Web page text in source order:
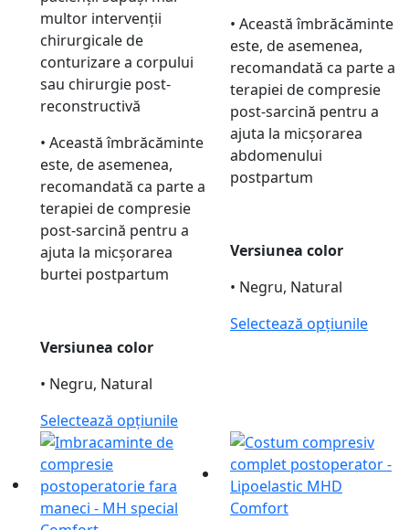
multor intervenții
chirurgicale de
conturizare a corpului
sau chirurgie post-
reconstructivă
• Această îmbrăcăminte
este, de asemenea,
recomandată ca parte a
terapiei de compresie
post-sarcină pentru a
ajuta la micșorarea
burtei postpartum
Versiunea color
• Negru, Natural
Selectează opțiunile
• Această îmbrăcăminte
este, de asemenea,
recomandată ca parte a
terapiei de compresie
post-sarcină pentru a
ajuta la micșorarea
abdomenului
postpartum
Versiunea color
• Negru, Natural
Selectează opțiunile